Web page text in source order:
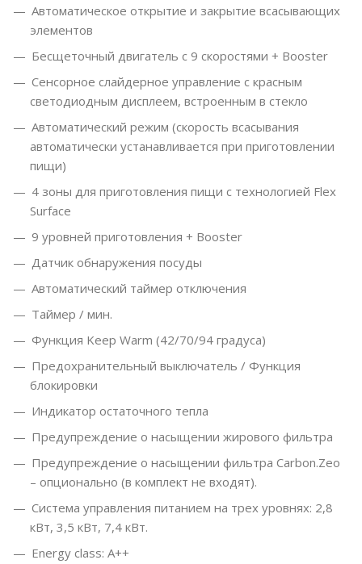
Автоматическое открытие и закрытие всасывающих
элементов
Бесщеточный двигатель с 9 скоростями + Booster
Сенсорное слайдерное управление с красным
светодиодным дисплеем, встроенным в стекло
Автоматический режим (скорость всасывания
автоматически устанавливается при приготовлении
пищи)
4 зоны для приготовления пищи с технологией Flex
Surface
9 уровней приготовления + Booster
Датчик обнаружения посуды
Автоматический таймер отключения
Таймер / мин.
Функция Keep Warm (42/70/94 градуса)
Предохранительный выключатель / Функция
блокировки
Индикатор остаточного тепла
Предупреждение о насыщении жирового фильтра
Предупреждение о насыщении фильтра Carbon.Zeo
– опционально (в комплект не входят).
Система управления питанием на трех уровнях: 2,8
кВт, 3,5 кВт, 7,4 кВт.
Energy class: A++